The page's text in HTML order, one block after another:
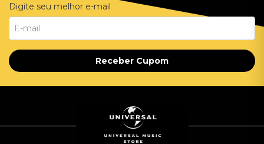
Digite seu melhor e-mail
Receber Cupom